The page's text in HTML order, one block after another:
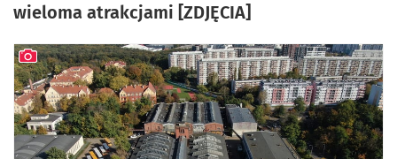
wieloma atrakcjami [ZDJĘCIA]